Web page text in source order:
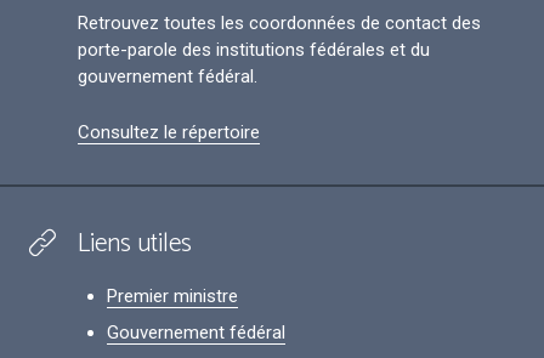
Retrouvez toutes les coordonnées de contact des
porte-parole des institutions fédérales et du
gouvernement fédéral.
Consultez le répertoire
Liens utiles
Premier ministre
Gouvernement fédéral